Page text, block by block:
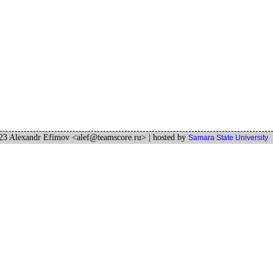
Alexandr Efimov <alef@teamscore ru> | hosted by Samara State University